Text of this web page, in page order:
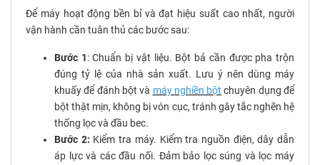
Để máy hoạt động bền bỉ và đạt hiệu suất cao nhất, người
vận hành cần tuân thủ các bước sau:
Bước 1: Chuẩn bị vật liệu. Bột bả cần được pha trộn
đúng tỷ lệ của nhà sản xuất. Lưu ý nên dùng máy
khuấy để đánh bột và máy nghiền bột chuyên dụng để
bột thật mịn, không bị vón cục, tránh gây tắc nghẽn hệ
thống lọc và đầu bec.
Bước 2: Kiểm tra máy. Kiểm tra nguồn điện, dây dẫn
áp lực và các đầu nối. Đảm bảo lọc súng và lọc máy